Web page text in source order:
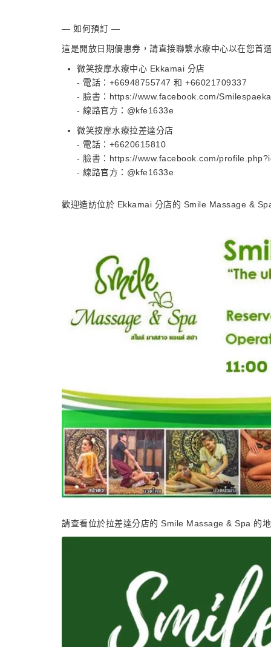
— 如何預訂 —
這是開放日期優惠券，請直接聯繫水療中心以在您首
微笑按摩水療中心 Ekkamai 分店
- 電話：+66948755747 和 +66021709337
- 臉書：https://www.facebook.com/
- 線路官方：@kfe1633e
微笑按摩水療拉差達分店
- 電話：+6620615810
- 臉書：https://www.facebook.com/
- 線路官方：@kfe1633e
歡迎造訪位於 Ekkamai 分店的 Smile Massage &
請查看位於拉差達分店的 Smile Massage & Spa 的